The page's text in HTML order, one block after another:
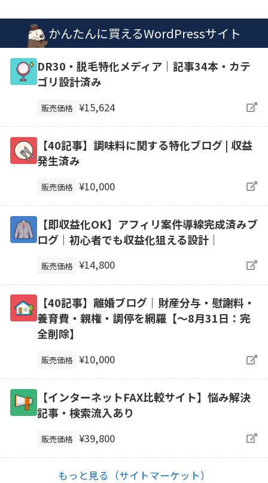
かんたんに買えるWordPressサイト
DR30・脱毛特化メディア｜記事34本・カテ
ゴリ設計済み
販売価格 ¥15,624
【40記事】調味料に関する特化ブログ | 収益
発生済み
販売価格 ¥10,000
【即収益化OK】アフィリ案件導線完成済みブ
ログ｜初心者でも収益化狙える設計｜
販売価格 ¥14,800
【40記事】離婚ブログ｜財産分与・慰謝料・
養育費・親権・調停を網羅【～8月31日：完
全削除】
販売価格 ¥10,000
【インターネットFAX比較サイト】悩み解決
記事・検索流入あり
販売価格 ¥39,800
もっと見る（サイトマーケット）